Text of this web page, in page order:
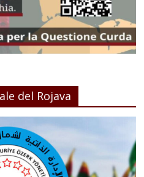
del Rojava